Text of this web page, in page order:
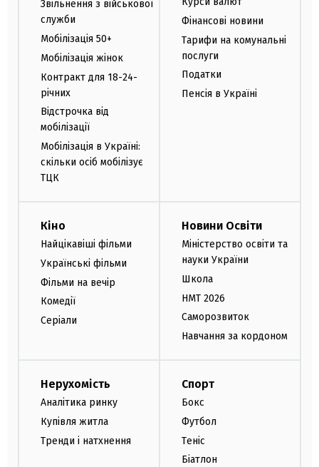
Звільнення з військової
служби
Мобілізація 50+
Мобілізація жінок
Контракт для 18-24-
річних
Відстрочка від
мобілізації
Мобілізація в Україні:
скільки осіб мобілізує
ТЦК
Фінансові новини
Тарифи на комунальні
послуги
Податки
Пенсія в Україні
Кіно
Найцікавіші фільми
Українські фільми
Фільми на вечір
Комедії
Серіали
Новини Освіти
Міністерство освіти та
науки України
Школа
НМТ 2026
Саморозвиток
Навчання за кордоном
Нерухомість
Аналітика ринку
Купівля житла
Тренди і натхнення
Спорт
Бокс
Футбол
Теніс
Біатлон